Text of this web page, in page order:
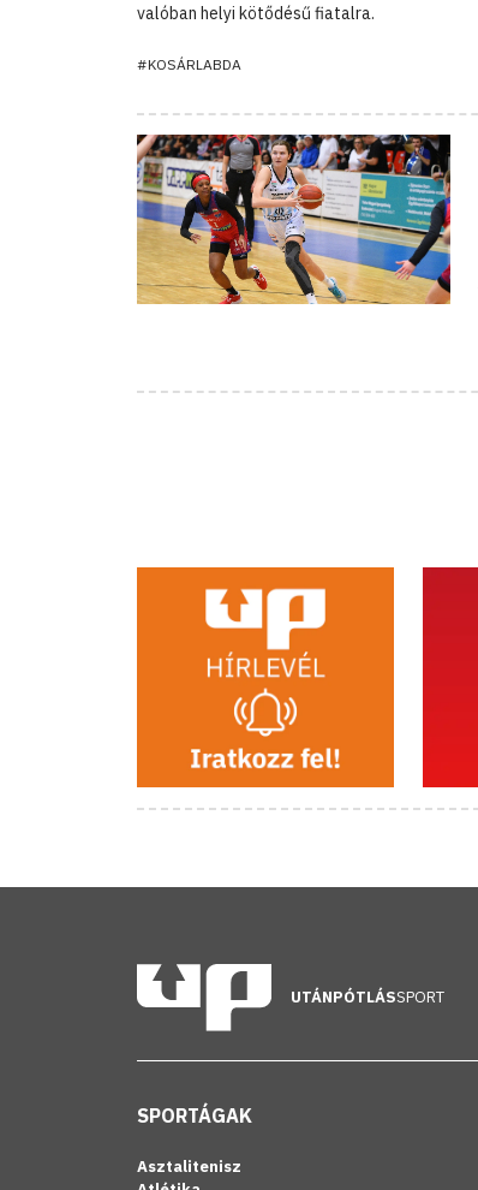
valóban helyi kötődésű fiatalra.
#KOSÁRLABDA
UTÁNPÓTLÁSSPORT
SPORTÁGAK
Asztalitenisz